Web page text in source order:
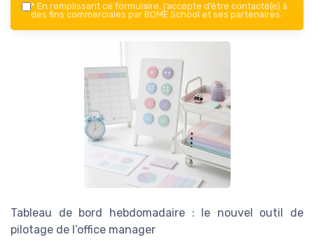
* En remplissant ce formulaire, j’accepte d’être contacté(e) à
des fins commerciales par BOME School et ses partenaires.
Tableau de bord hebdomadaire : le nouvel outil de
pilotage de l’office manager